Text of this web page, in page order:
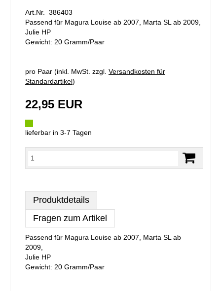
Art.Nr. 386403
Passend für Magura Louise ab 2007, Marta SL ab 2009,
Julie HP
Gewicht: 20 Gramm/Paar
pro Paar (inkl. MwSt. zzgl. Versandkosten für
Standardartikel)
22,95 EUR
lieferbar in 3-7 Tagen
Produktdetails
Fragen zum Artikel
Passend für Magura Louise ab 2007, Marta SL ab
2009,
Julie HP
Gewicht: 20 Gramm/Paar